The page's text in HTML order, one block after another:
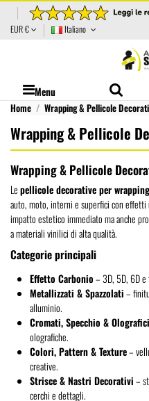
EUR € Italiano
Menu
Home Wrapping & Pellicole
Wrapping & Pellicole
Wrapping & Pellicole
Lepellicole decorative per wrapping
auto, moto, interni e superfici con
impatto estetico immediato ma anche
a materiali vinilici di alta qualità.
Categorie principali
Effetto Carbonio– 3D, 5D, 6D
Metallizzati & Spazzolati–
alluminio.
Cromati, Specchio & Olografici
olografiche.
Colori, Pattern & Texture–
creative.
Strisce & Nastri Decorativi–
cerchi e dettagli.